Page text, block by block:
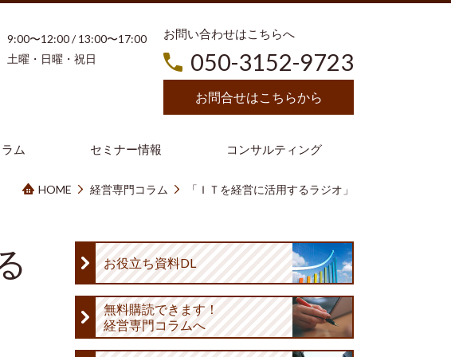
9:00〜12:00 / 13:00〜17:00
土曜・日曜・祝日
お問い合わせはこちらへ
050-3152-9723
お問合せはこちらから
ム セミナー情報 コンサルティング
HOME 経営専門コラム 「ＩＴを経営に活用するラジオ」
お役立ち資料DL
無料購読できます！
経営専門コラムへ